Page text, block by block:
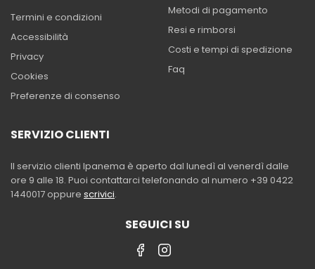
Termini e condizioni
Accessibilità
Privacy
Cookies
Preferenze di consenso
Metodi di pagamento
Resi e rimborsi
Costi e tempi di spedizione
Faq
SERVIZIO CLIENTI
Il servizio clienti Ipanema è aperto dal lunedì al venerdì dalle
ore 9 alle 18. Puoi contattarci telefonando al numero +39 0422
1440017 oppure scrivici.
SEGUICI SU